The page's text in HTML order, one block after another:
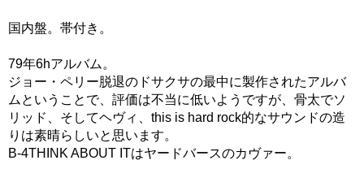
国内盤。帯付き。
79年6hアルバム。
ジョー・ペリー脱退のドサクサの最中に製作されたアルバ
ムということで、評価は不当に低いようですが、骨太でソ
リッド、そしてヘヴィ、this is hard rock的なサウンドの造
りは素晴らしいと思います。
B-4THINK ABOUT ITはヤードバースのカヴァー。